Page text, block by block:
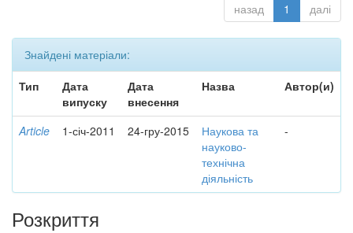
назад 1 далі
Знайдені матеріали:
Тип
Дата
випуску
Дата
внесення
Назва Автор(и)
Article 1-січ-2011 24-гру-2015
Наукова та
науково-
технічна
діяльність
-
Розкриття